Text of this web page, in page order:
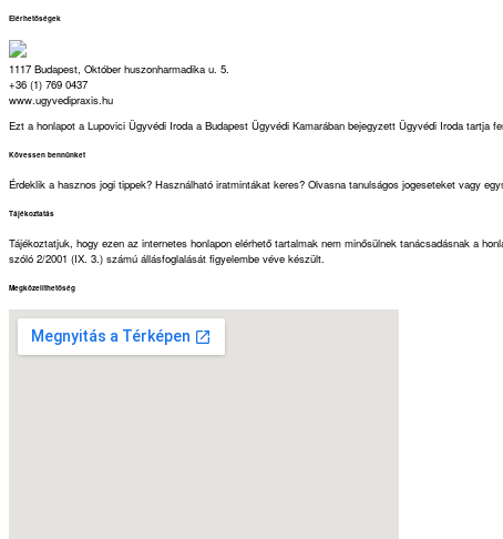
Elérhetőségek
1117 Budapest, Október huszonharmadika u. 5.
+36 (1) 769 0437
www.ugyvedipraxis.hu
Ezt a honlapot a Lupovici Ügyvédi Iroda a Budapest Ügyvédi Kamarában bejegyzett Ügyvédi Iroda
Kövessen bennünket
Érdeklik a hasznos jogi tippek? Használható iratmintákat keres? Olvasna tanulságos jogeseteket vagy
Tájékoztatás
Tájékoztatjuk, hogy ezen az internetes honlapon elérhető tartalmak nem minősülnek tanácsadásnak a
szóló 2/2001 (IX. 3.) számú állásfoglalását figyelembe véve készült.
Megközelíthetőség